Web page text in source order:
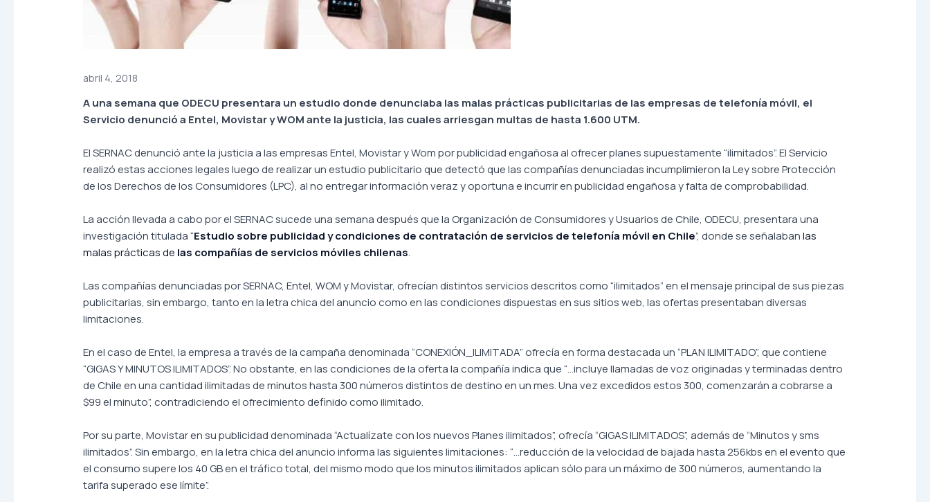
abril 4, 2018
A una semana que ODECU presentara un estudio donde denunciaba las malas prácticas publicitarias de las empresas de telefonía móvil, el
Servicio denunció a Entel, Movistar y WOM ante la justicia, las cuales arriesgan multas de hasta 1.600 UTM.
El SERNAC denunció ante la justicia a las empresas Entel, Movistar y Wom por publicidad engañosa al ofrecer planes supuestamente “ilimitados”. El Servicio
realizó estas acciones legales luego de realizar un estudio publicitario que detectó que las compañías denunciadas incumplimieron la Ley sobre Protección
de los Derechos de los Consumidores (LPC), al no entregar información veraz y oportuna e incurrir en publicidad engañosa y falta de comprobabilidad.
La acción llevada a cabo por el SERNAC sucede una semana después que la Organización de Consumidores y Usuarios de Chile, ODECU, presentara una
investigación titulada “Estudio sobre publicidad y condiciones de contratación de servicios de telefonía móvil en Chile”, donde se señalabanlas
malas prácticas de las compañías de servicios móviles chilenas.
Las compañías denunciadas por SERNAC, Entel, WOM y Movistar, ofrecían distintos servicios descritos como “ilimitados” en el mensaje principal de sus piezas
publicitarias, sin embargo, tanto en la letra chica del anuncio como en las condiciones dispuestas en sus sitios web, las ofertas presentaban diversas
limitaciones.
En el caso de Entel, la empresa a través de la campaña denominada “CONEXIÓN_ILIMITADA” ofrecía en forma destacada un “PLAN ILIMITADO”, que contiene
“GIGAS Y MINUTOS ILIMITADOS”. No obstante, en las condiciones de la oferta la compañía indica que “…incluye llamadas de voz originadas y terminadas dentro
de Chile en una cantidad ilimitadas de minutos hasta 300 números distintos de destino en un mes. Una vez excedidos estos 300, comenzarán a cobrarse a
$99 el minuto”, contradiciendo el ofrecimiento definido como ilimitado.
Por su parte, Movistar en su publicidad denominada “Actualízate con los nuevos Planes ilimitados”, ofrecía “GIGAS ILIMITADOS”, además de “Minutos y sms
ilimitados”. Sin embargo, en la letra chica del anuncio informa las siguientes limitaciones: “…reducción de la velocidad de bajada hasta 256kbs en el evento que
el consumo supere los 40 GB en el tráfico total, del mismo modo que los minutos ilimitados aplican sólo para un máximo de 300 números, aumentando la
tarifa superado ese límite”.